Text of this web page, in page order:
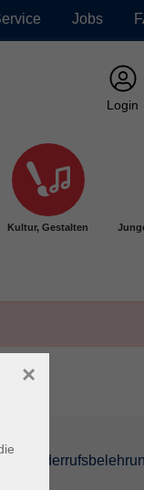
Jobs
Login
Kultur, Gestalten
×